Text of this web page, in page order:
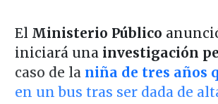
El Ministerio Público
iniciará unainvestigación
caso de la niña de tres años
en un bus tras ser dada de